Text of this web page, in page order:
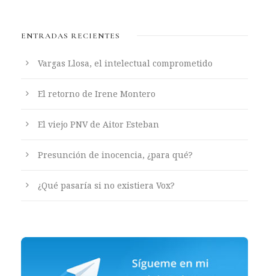
ENTRADAS RECIENTES
Vargas Llosa, el intelectual comprometido
El retorno de Irene Montero
El viejo PNV de Aitor Esteban
Presunción de inocencia, ¿para qué?
¿Qué pasaría si no existiera Vox?